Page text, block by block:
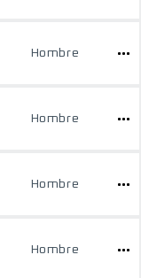
Hombre
Hombre
Hombre
Hombre